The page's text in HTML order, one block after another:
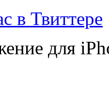
в Твиттере
для